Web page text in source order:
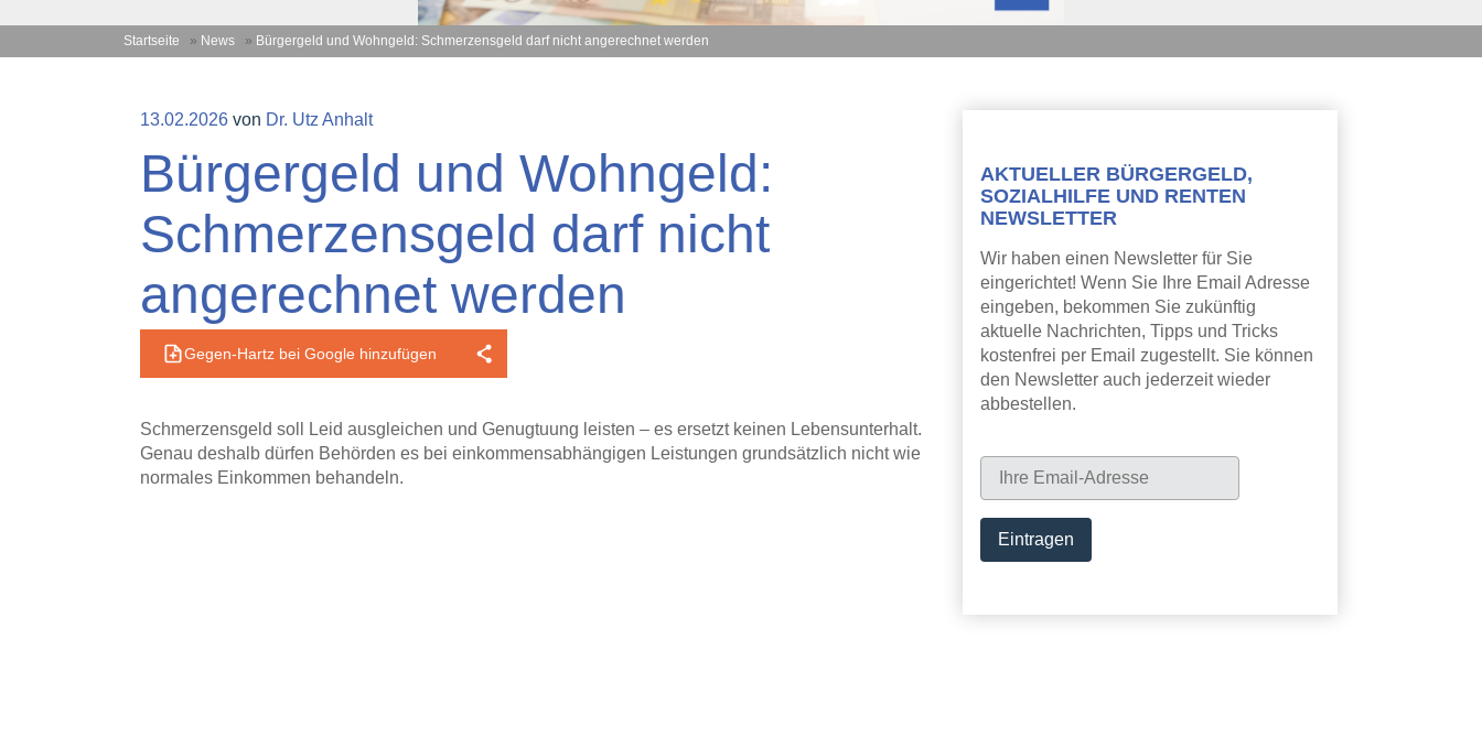
Startseite » News » Bürgergeld und Wohngeld: Schmerzensgeld darf nicht angerechnet werden
Veröffentlicht
13.02.2026 von Dr. Utz Anhalt
Bürgergeld und Wohngeld:
Schmerzensgeld darf nicht
angerechnet werden
Gegen-Hartz bei Google hinzufügen
Schmerzensgeld soll Leid ausgleichen und Genugtuung leisten – es ersetzt keinen Lebensunterhalt.
Genau deshalb dürfen Behörden es bei einkommensabhängigen Leistungen grundsätzlich nicht wie
normales Einkommen behandeln.
AKTUELLER BÜRGERGELD,
SOZIALHILFE UND RENTEN
NEWSLETTER
Wir haben einen Newsletter für Sie
eingerichtet! Wenn Sie Ihre Email Adresse
eingeben, bekommen Sie zukünftig
aktuelle Nachrichten, Tipps und Tricks
kostenfrei per Email zugestellt. Sie können
den Newsletter auch jederzeit wieder
abbestellen.